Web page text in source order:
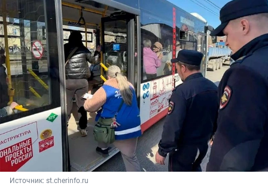
Источник: st.cherinfo.ru